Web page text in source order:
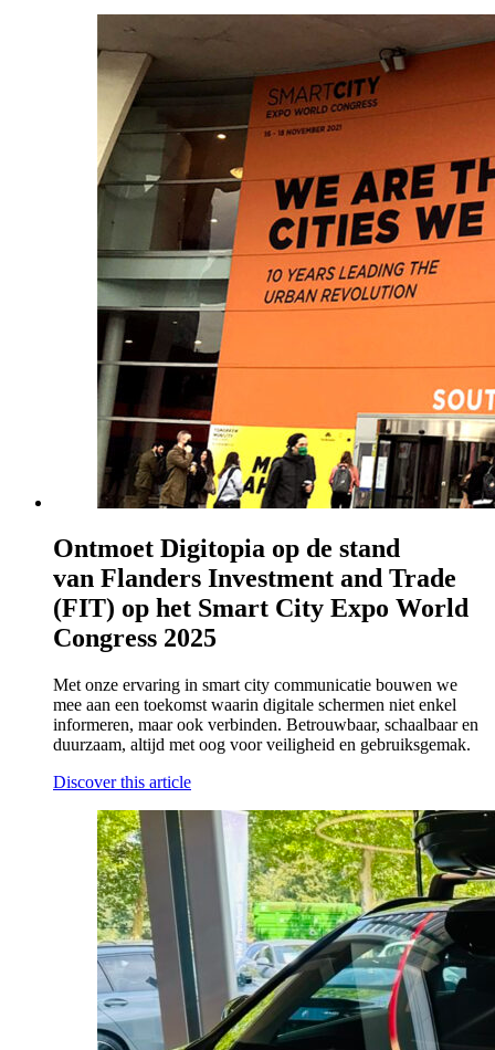
Ontmoet Digitopia op de stand
van Flanders Investment and Trade
(FIT) op het Smart City Expo World
Congress 2025
Met onze ervaring in smart city communicatie bouwen we
mee aan een toekomst waarin digitale schermen niet enkel
informeren, maar ook verbinden. Betrouwbaar, schaalbaar en
duurzaam, altijd met oog voor veiligheid en gebruiksgemak.
Discover this article